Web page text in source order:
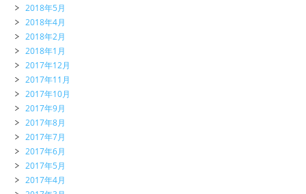
2018年5月
2018年4月
2018年2月
2018年1月
2017年12月
2017年11月
2017年10月
2017年9月
2017年8月
2017年7月
2017年6月
2017年5月
2017年4月